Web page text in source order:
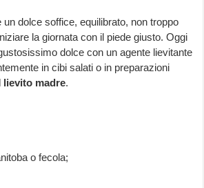
dolce soffice, equilibrato, non troppo
la giornata con il piede giusto. Oggi
dolce con un agente lievitante
in cibi salati o in preparazioni
lievito madre.
o fecola;